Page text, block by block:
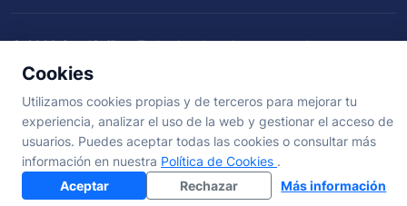
Cookies
Utilizamos cookies propias y de terceros para mejorar tu
experiencia, analizar el uso de la web y gestionar el acceso de
usuarios. Puedes aceptar todas las cookies o consultar más
información en nuestra Política de Cookies .
Aceptar
Rechazar Más información
©2026SendSeiPro. Todos los derechos reservados.
Quiénes somos
Términos·Privacidad